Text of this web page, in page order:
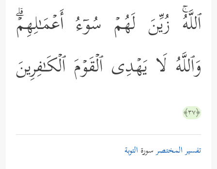
ٱللَّهُۚ زُیِّنَ لَهُمۡ سُوۤءُ أَعۡمَـٰلِهِمۡۗ
وَٱللَّهُ لَا یَهۡدِی ٱلۡقَوۡمَ ٱلۡكَـٰفِرِینَ
﴿٣٧﴾
تفسير المختصرسورة التوبة